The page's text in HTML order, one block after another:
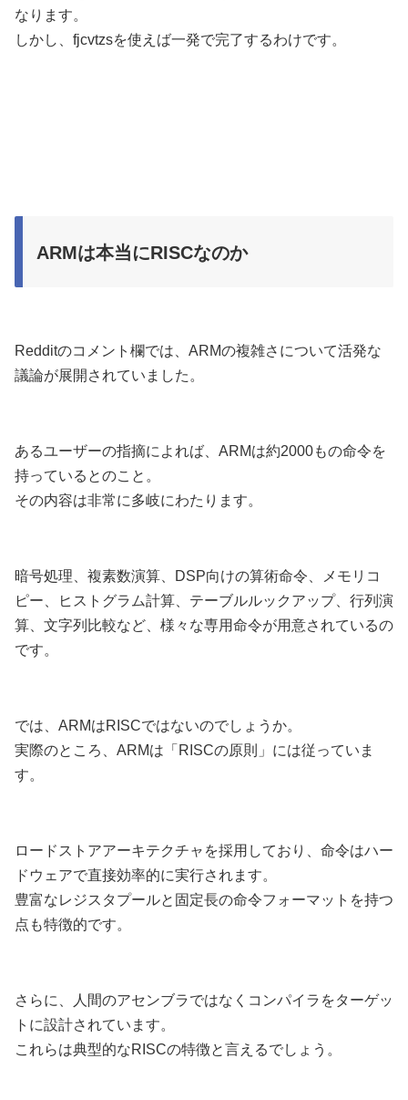
なります。
しかし、fjcvtzsを使えば一発で完了するわけです。
ARMは本当にRISCなのか
Redditのコメント欄では、ARMの複雑さについて活発な
議論が展開されていました。
あるユーザーの指摘によれば、ARMは約2000もの命令を
持っているとのこと。
その内容は非常に多岐にわたります。
暗号処理、複素数演算、DSP向けの算術命令、メモリコ
ピー、ヒストグラム計算、テーブルルックアップ、行列演
算、文字列比較など、様々な専用命令が用意されているの
です。
では、ARMはRISCではないのでしょうか。
実際のところ、ARMは「RISCの原則」には従っていま
す。
ロードストアアーキテクチャを採用しており、命令はハー
ドウェアで直接効率的に実行されます。
豊富なレジスタプールと固定長の命令フォーマットを持つ
点も特徴的です。
さらに、人間のアセンブラではなくコンパイラをターゲッ
トに設計されています。
これらは典型的なRISCの特徴と言えるでしょう。